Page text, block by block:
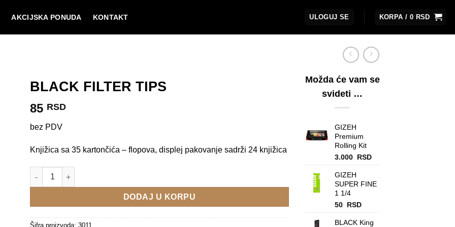
AKCIJSKA PONUDA KONTAKT ULOGUJ SE KORPA / 0 RSD
BLACK FILTER TIPS
85 RSD
bez PDV
Knjižica sa 35 kartončića – flopova, displej pakovanje sadrži 24 knjižica
BLACK FILTER TIPS količina
DODAJ U KORPU
Šifra proizvoda: 3011
Možda će vam se
svideti …
GIZEH
Premium
Rolling Kit
3.000 RSD
GIZEH
SUPER FINE
1 1/4
50 RSD
BLACK King